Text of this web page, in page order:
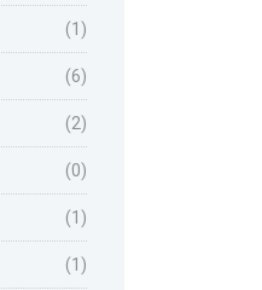
(1)
(6)
(2)
(0)
(1)
(1)